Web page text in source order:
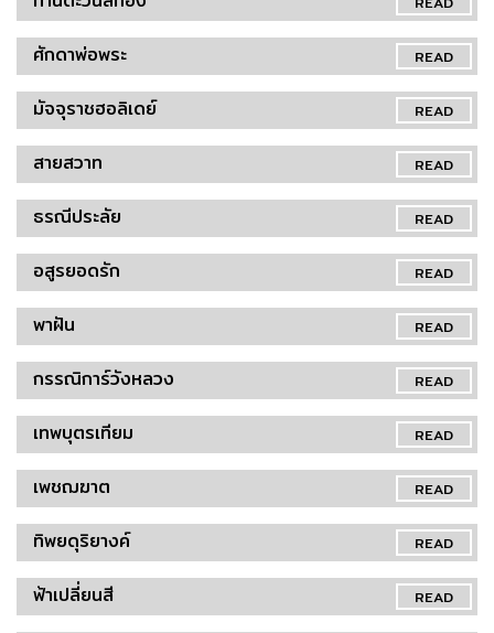
READ
ศักดาพ่อพระ
READ
มัจจุราชฮอลิเดย์
READ
สายสวาท
READ
ธรณีประลัย
READ
อสูรยอดรัก
READ
พาฝัน
READ
กรรณิการ์วังหลวง
READ
เทพบุตรเทียม
READ
เพชฌฆาต
READ
ทิพยดุริยางค์
READ
ฟ้าเปลี่ยนสี